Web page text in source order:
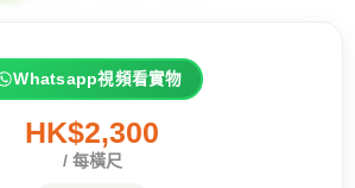
Whatsapp視頻看實物
HK$2,300
/ 每橫尺